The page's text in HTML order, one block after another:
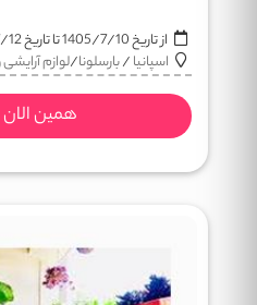
از تاریخ1405/7/10تا تاریخ12
اسپانیا/بارسلونا/لوازم
همین الان